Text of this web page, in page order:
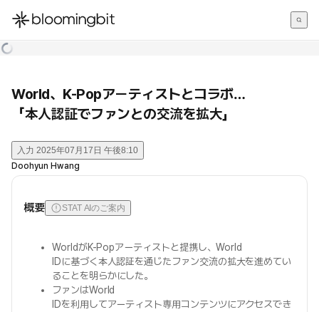
한국어
World、K-Popアーティストとコラボ…
「本人認証でファンとの交流を拡大」
入力 2025年07月17日 午後8:10
Doohyun Hwang
概要 STAT AIのご案内
WorldがK-Popアーティストと提携し、World
IDに基づく本人認証を通じたファン交流の拡大を進めてい
ることを明らかにした。
ファンはWorld
IDを利用してアーティスト専用コンテンツにアクセスでき